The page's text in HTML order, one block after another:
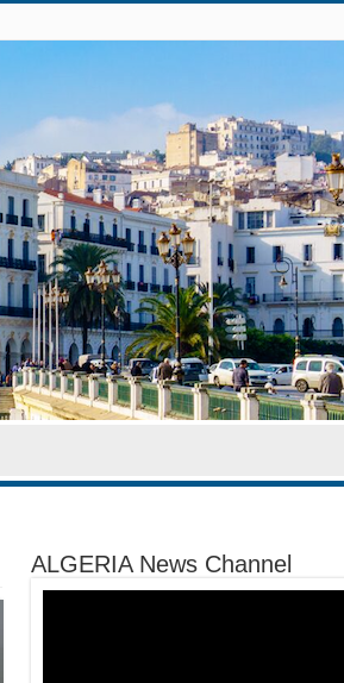
ALGERIA News Channel